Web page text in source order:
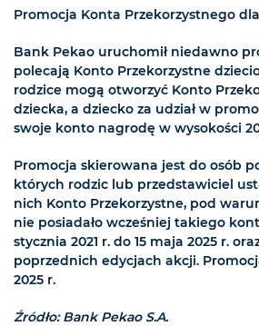
Promocja Konta Przekorzystnego
Bank Pekao uruchomił niedawno
polecają Konto Przekorzystne
rodzice mogą otworzyć Konto
dziecka, a dziecko za udział w
swoje konto nagrodę w wysokości
Promocja skierowana jest do osób
których rodzic lub przedstawiciel
nich Konto Przekorzystne, pod
nie posiadało wcześniej takiego
stycznia 2021 r. do 15 maja 2025 r.
poprzednich edycjach akcji.
2025 r.
Źródło: Bank Pekao S.A.